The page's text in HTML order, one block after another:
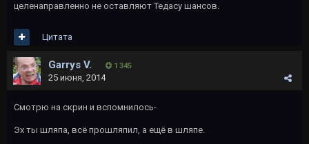
целенаправленно не оставляют Тедасу шансов.
Цитата
Garrys V. 1 345
25 июня, 2014
Смотрю на скрин и вспомнилось-
Эх ты шляпа, всё прошляпил, а ещё в шляпе.